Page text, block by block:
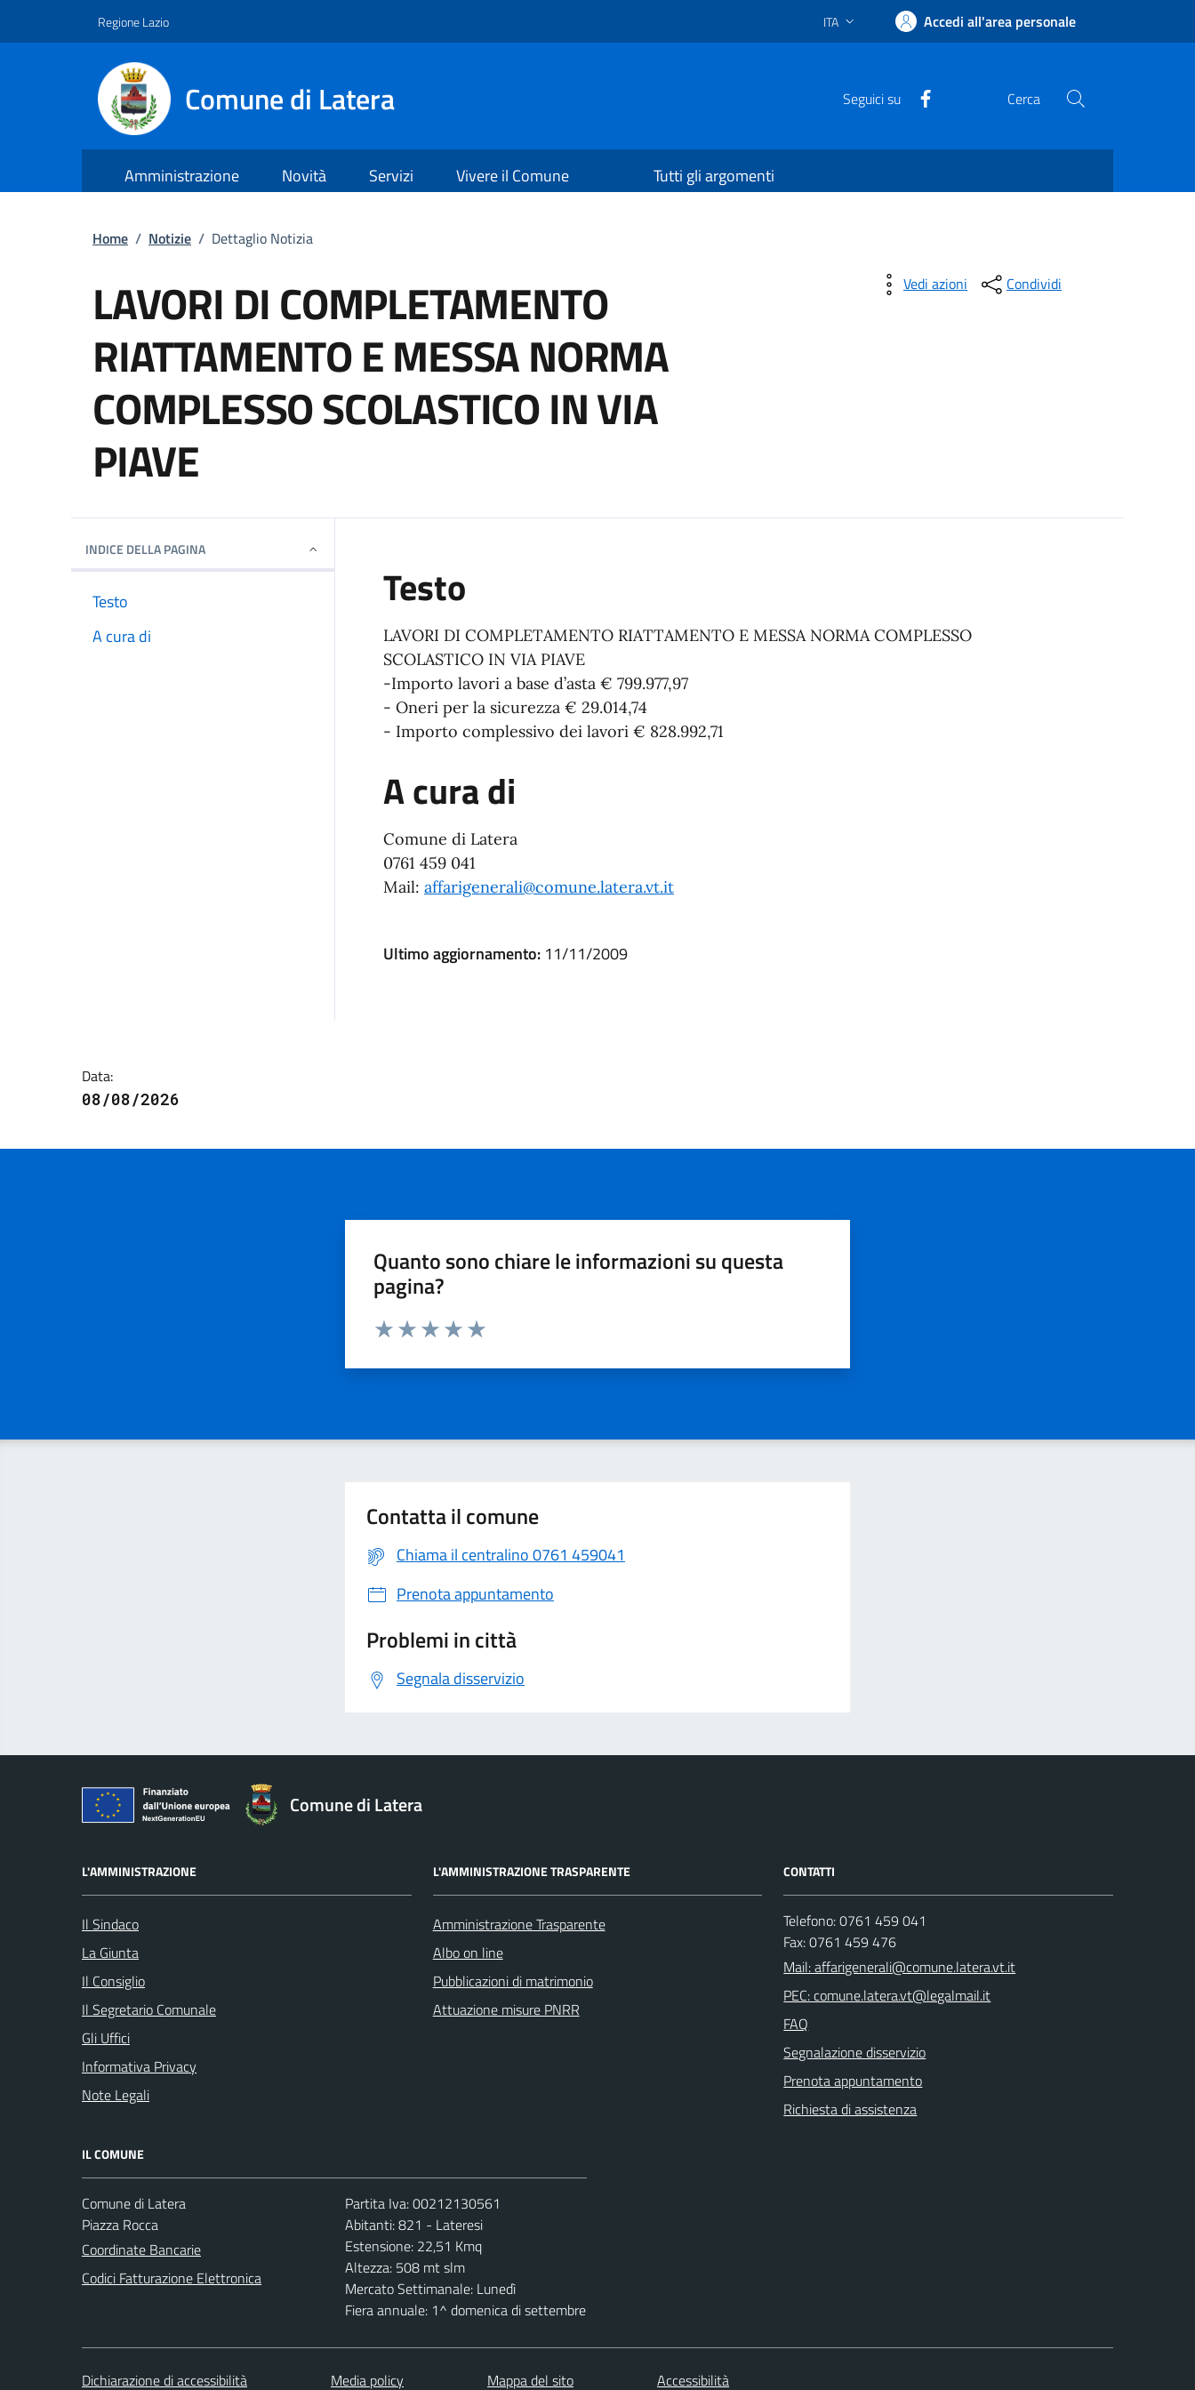
Regione Lazio Lingua attiva:
ITA Accedi all'area personale
Comune di Latera Seguici su Cerca
Amministrazione Novità Servizi Vivere il Comune
Tutti gli argomenti
Home / Notizie / Dettaglio Notizia
LAVORI DI COMPLETAMENTO
RIATTAMENTO E MESSA NORMA
COMPLESSO SCOLASTICO IN VIA
PIAVE
Dettagli della notizia
Vedi azioni Condividi
INDICE DELLA PAGINA
Testo
A cura di
Testo
LAVORI DI COMPLETAMENTO RIATTAMENTO E MESSA NORMA COMPLESSO
SCOLASTICO IN VIA PIAVE
-Importo lavori a base d’asta € 799.977,97
- Oneri per la sicurezza € 29.014,74
- Importo complessivo dei lavori € 828.992,71
A cura di
Comune di Latera
0761 459 041
Mail: affarigenerali@comune.latera.vt.it
Ultimo aggiornamento: 11/11/2009
Data:
08/08/2026
Quanto sono chiare le informazioni su questa
pagina?
Valuta da 1 a 5 stelle la paginaValuta 4 stelle su 5
Valuta 3 stelle su 5
Valuta 2 stelle su 5
Valuta 1 stelle su 5
Contatta il comune
Chiama il centralino 0761 459041
Prenota appuntamento
Problemi in città
Segnala disservizio
Comune di Latera
L'AMMINISTRAZIONE
Il Sindaco
La Giunta
Il Consiglio
Il Segretario Comunale
Gli Uffici
Informativa Privacy
Note Legali
L'AMMINISTRAZIONE TRASPARENTE
Amministrazione Trasparente
Albo on line
Pubblicazioni di matrimonio
Attuazione misure PNRR
CONTATTI
Telefono: 0761 459 041
Fax: 0761 459 476
Mail: affarigenerali@comune.latera.vt.it
PEC: comune.latera.vt@legalmail.it
FAQ
Segnalazione disservizio
Prenota appuntamento
Richiesta di assistenza
IL COMUNE
Comune di Latera
Piazza Rocca
Coordinate Bancarie
Codici Fatturazione Elettronica
Partita Iva: 00212130561
Abitanti: 821 - Lateresi
Estensione: 22,51 Kmq
Altezza: 508 mt slm
Mercato Settimanale: Lunedì
Fiera annuale: 1^ domenica di settembre
Dichiarazione di accessibilità Media policy Mappa del sito Accessibilità